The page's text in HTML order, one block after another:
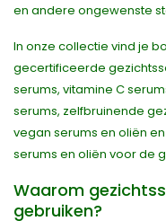
en andere ongewenste
In onze collectie vind je
gecertificeerde
serums, vitamine C
serums, zelfbruinende
vegan serums en oliën
serums en oliën voor de
Waarom
gebruiken?